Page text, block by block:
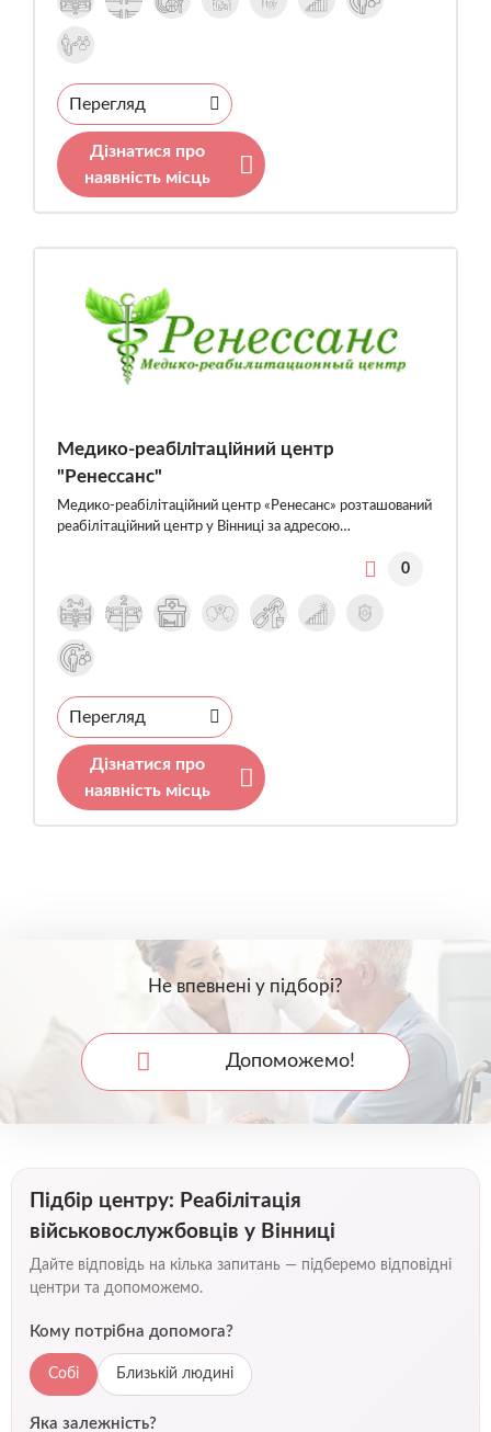
Перегляд
Дізнатися про
наявність місць
Медико-реабілітаційний центр
"Ренессанс"
Медико-реабілітаційний центр «Ренесанс» розташований
реабілітаційний центр у Вінниці за адресою…
0
Перегляд
Дізнатися про
наявність місць
Не впевнені у підборі?
Допоможемо!
Підбір центру: Реабілітація
військовослужбовців у Вінниці
Дайте відповідь на кілька запитань — підберемо відповідні
центри та допоможемо.
Кому потрібна допомога?
Собі Близькій людині
Яка залежність?